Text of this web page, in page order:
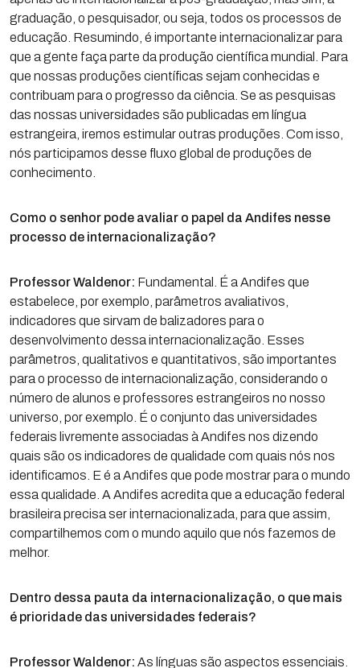
graduação, o pesquisador, ou seja, todos os processos de
educação. Resumindo, é importante internacionalizar para
que a gente faça parte da produção científica mundial. Para
que nossas produções científicas sejam conhecidas e
contribuam para o progresso da ciência. Se as pesquisas
das nossas universidades são publicadas em língua
estrangeira, iremos estimular outras produções. Com isso,
nós participamos desse fluxo global de produções de
conhecimento.
Como o senhor pode avaliar o papel da Andifes nesse
processo de internacionalização?
Professor Waldenor: Fundamental. É a Andifes que
estabelece, por exemplo, parâmetros avaliativos,
indicadores que sirvam de balizadores para o
desenvolvimento dessa internacionalização. Esses
parâmetros, qualitativos e quantitativos, são importantes
para o processo de internacionalização, considerando o
número de alunos e professores estrangeiros no nosso
universo, por exemplo. É o conjunto das universidades
federais livremente associadas à Andifes nos dizendo
quais são os indicadores de qualidade com quais nós nos
identificamos. E é a Andifes que pode mostrar para o mundo
essa qualidade. A Andifes acredita que a educação federal
brasileira precisa ser internacionalizada, para que assim,
compartilhemos com o mundo aquilo que nós fazemos de
melhor.
Dentro dessa pauta da internacionalização, o que mais
é prioridade das universidades federais?
Professor Waldenor: As línguas são aspectos essenciais.